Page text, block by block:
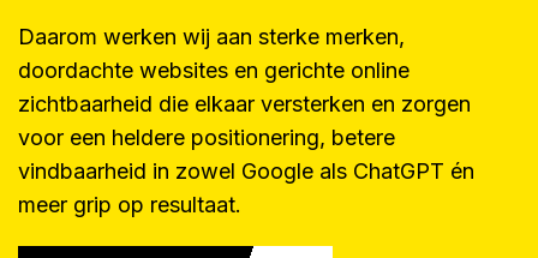
Daarom werken wij aan sterke merken,
doordachte websites en gerichte online
zichtbaarheid die elkaar versterken en zorgen
voor een heldere positionering, betere
vindbaarheid in zowel Google als ChatGPT én
meer grip op resultaat.